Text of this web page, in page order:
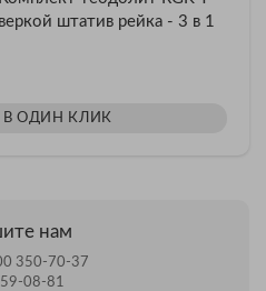
штатив рейка - 3 в 1
В ОДИН КЛИК
нам
350-70-37
08-81